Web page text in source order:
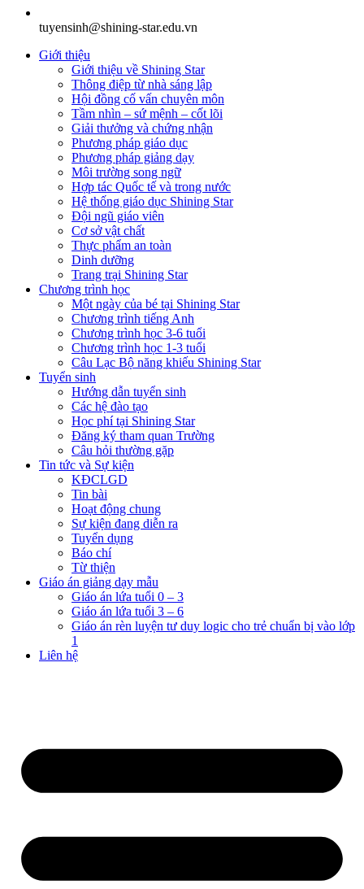
tuyensinh@shining-star.edu.vn
Giới thiệu
Giới thiệu về Shining Star
Thông điệp từ nhà sáng lập
Hội đồng cố vấn chuyên môn
Tầm nhìn – sứ mệnh – cốt lõi
Giải thưởng và chứng nhận
Phương pháp giáo dục
Phương pháp giảng dạy
Môi trường song ngữ
Hợp tác Quốc tế và trong nước
Hệ thống giáo dục Shining Star
Đội ngũ giáo viên
Cơ sở vật chất
Thực phẩm an toàn
Dinh dưỡng
Trang trại Shining Star
Chương trình học
Một ngày của bé tại Shining Star
Chương trình tiếng Anh
Chương trình học 3-6 tuổi
Chương trình học 1-3 tuổi
Câu Lạc Bộ năng khiếu Shining Star
Tuyển sinh
Hướng dẫn tuyển sinh
Các hệ đào tạo
Học phí tại Shining Star
Đăng ký tham quan Trường
Câu hỏi thường gặp
Tin tức và Sự kiện
KĐCLGD
Tin bài
Hoạt động chung
Sự kiện đang diễn ra
Tuyển dụng
Báo chí
Từ thiện
Giáo án giảng dạy mẫu
Giáo án lứa tuổi 0 – 3
Giáo án lứa tuổi 3 – 6
Giáo án rèn luyện tư duy logic cho trẻ chuẩn bị vào lớp
1
Liên hệ